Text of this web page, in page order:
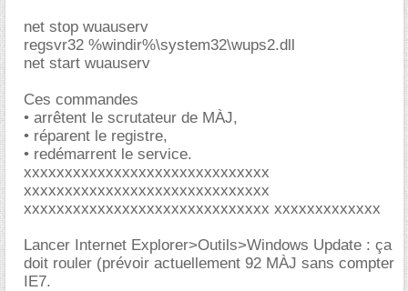
net stop wuauserv
regsvr32 %windir%\system32\wups2.dll
net start wuauserv
Ces commandes
• arrêtent le scrutateur de MÀJ,
• réparent le registre,
• redémarrent le service.
xxxxxxxxxxxxxxxxxxxxxxxxxxxxxx
xxxxxxxxxxxxxxxxxxxxxxxxxxxxxx
xxxxxxxxxxxxxxxxxxxxxxxxxxxxxx xxxxxxxxxxxxx
Lancer Internet Explorer>Outils>Windows Update : ça
doit rouler (prévoir actuellement 92 MÀJ sans compter
IE7.